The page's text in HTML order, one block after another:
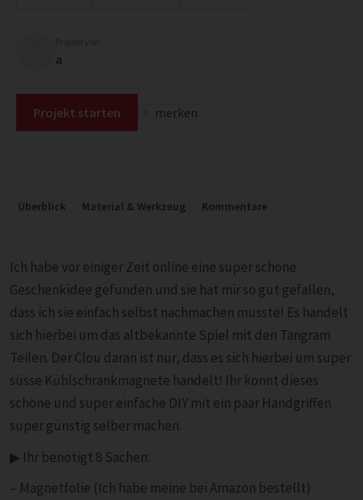
a
Projekt starten merken
Überblick Material & Werkzeug Kommentare
Ich habe vor einiger Zeit online eine super schöne
Geschenkidee gefunden und sie hat mir so gut gefallen,
dass ich sie einfach selbst nachmachen musste! Es handelt
sich hierbei um das altbekannte Spiel mit den Tangram
Teilen. Der Clou daran ist nur, dass es sich hierbei um super
süsse Kühlschrankmagnete handelt! Ihr könnt dieses
schöne und super einfache DIY mit ein paar Handgriffen
super günstig selber machen.
▶︎ Ihr benötigt 8 Sachen:
– Magnetfolie (Ich habe meine bei Amazon bestellt)